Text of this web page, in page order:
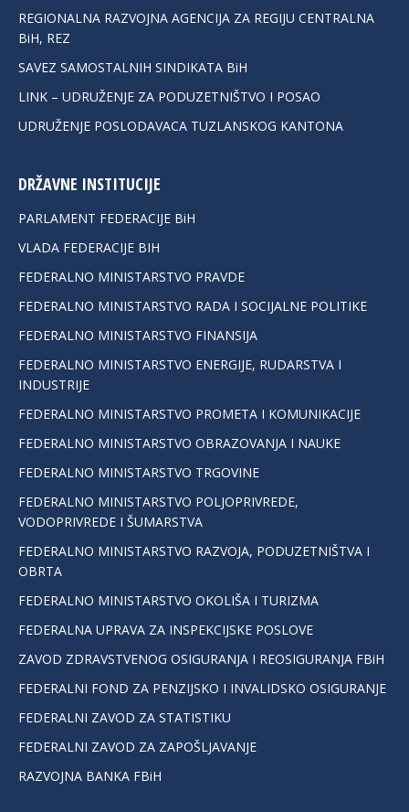
REGIONALNA RAZVOJNA AGENCIJA ZA REGIJU CENTRALNA
BiH, REZ
SAVEZ SAMOSTALNIH SINDIKATA BiH
LINK – UDRUŽENJE ZA PODUZETNIŠTVO I POSAO
UDRUŽENJE POSLODAVACA TUZLANSKOG KANTONA
DRŽAVNE INSTITUCIJE
PARLAMENT FEDERACIJE BiH
VLADA FEDERACIJE BIH
FEDERALNO MINISTARSTVO PRAVDE
FEDERALNO MINISTARSTVO RADA I SOCIJALNE POLITIKE
FEDERALNO MINISTARSTVO FINANSIJA
FEDERALNO MINISTARSTVO ENERGIJE, RUDARSTVA I
INDUSTRIJE
FEDERALNO MINISTARSTVO PROMETA I KOMUNIKACIJE
FEDERALNO MINISTARSTVO OBRAZOVANJA I NAUKE
FEDERALNO MINISTARSTVO TRGOVINE
FEDERALNO MINISTARSTVO POLJOPRIVREDE,
VODOPRIVREDE I ŠUMARSTVA
FEDERALNO MINISTARSTVO RAZVOJA, PODUZETNIŠTVA I
OBRTA
FEDERALNO MINISTARSTVO OKOLIŠA I TURIZMA
FEDERALNA UPRAVA ZA INSPEKCIJSKE POSLOVE
ZAVOD ZDRAVSTVENOG OSIGURANJA I REOSIGURANJA FBiH
FEDERALNI FOND ZA PENZIJSKO I INVALIDSKO OSIGURANJE
FEDERALNI ZAVOD ZA STATISTIKU
FEDERALNI ZAVOD ZA ZAPOŠLJAVANJE
RAZVOJNA BANKA FBiH